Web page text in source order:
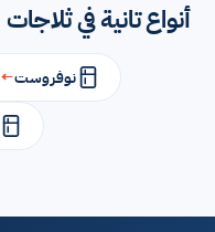
أنواع تانية في ثلاجات
نوفروست←